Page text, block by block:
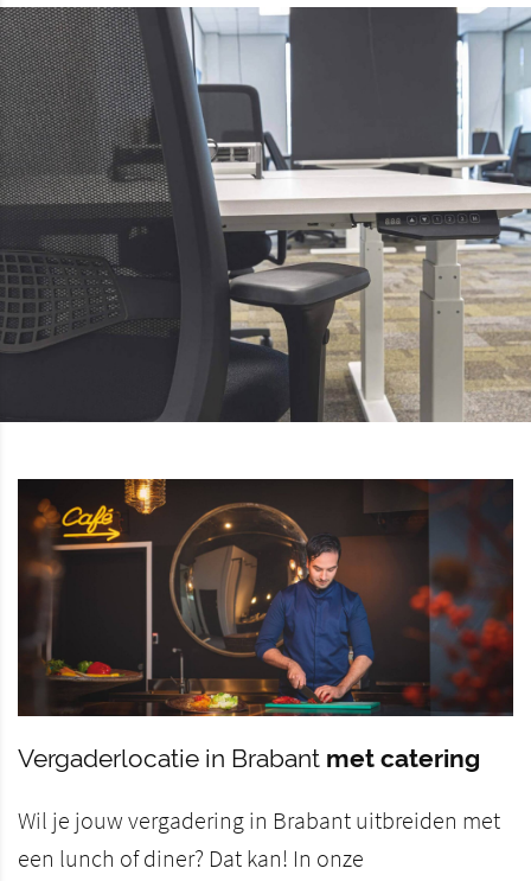
Vergaderlocatie in Brabant met catering
Wil je jouw vergadering in Brabant uitbreiden met
een lunch of diner? Dat kan! In onze